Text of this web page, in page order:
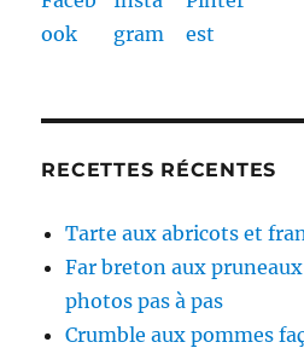
RECETTES RÉCENTES
Tarte aux abricots et
Far breton aux
photos pas à pas
Crumble aux pommes